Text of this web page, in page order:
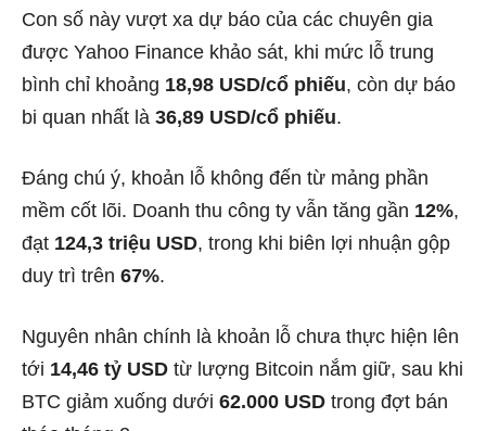
Con số này vượt xa dự báo của các chuyên gia
được Yahoo Finance khảo sát, khi mức lỗ trung
bình chỉ khoảng 18,98 USD/cổ phiếu, còn dự báo
bi quan nhất là 36,89 USD/cổ phiếu.
Đáng chú ý, khoản lỗ không đến từ mảng phần
mềm cốt lõi. Doanh thu công ty vẫn tăng gần 12%,
đạt 124,3 triệu USD, trong khi biên lợi nhuận gộp
duy trì trên 67%.
Nguyên nhân chính là khoản lỗ chưa thực hiện lên
tới 14,46 tỷ USD từ lượng Bitcoin nắm giữ, sau khi
BTC giảm xuống dưới 62.000 USD trong đợt bán